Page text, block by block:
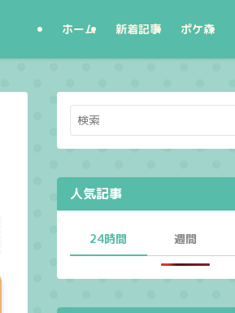
ホーム 新着記事 ポケ森
人気記事
24時間 週間